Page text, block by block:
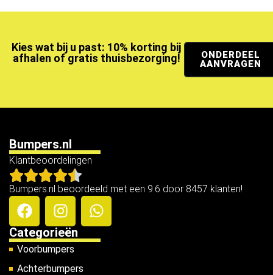
Kies wat bij u past: 10% korting bij
afhalen of gratis thuisbezorging!
ONDERDEEL
AANVRAGEN
Bumpers.nl
Klantbeoordelingen
Bumpers.nl beoordeeld met een 9.6 door 8457 klanten!
Categorieën
Voorbumpers
Achterbumpers